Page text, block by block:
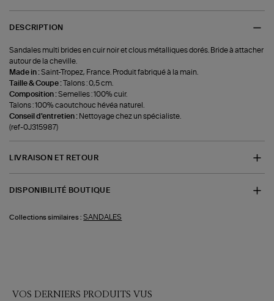
DESCRIPTION
Sandales multi brides en cuir noir et clous métalliques dorés. Bride à attacher
autour de la cheville.
Made in :Saint-Tropez, France. Produit fabriqué à la main.
Taille & Coupe :Talons : 0,5 cm.
Composition :Semelles : 100% cuir.
Talons : 100% caoutchouc hévéa naturel.
Conseil d'entretien : Nettoyage chez un spécialiste.
(ref-0J315987)
LIVRAISON ET RETOUR
DISPONIBILITÉ BOUTIQUE
Collections similaires : SANDALES
VOS DERNIERS PRODUITS VUS